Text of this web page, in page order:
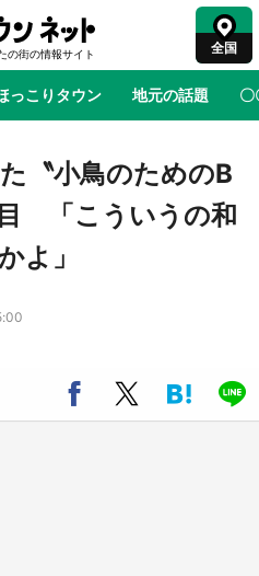
全国
っこりタウン 地元の話題 〇
あの時はありがとう 物語がはじ
ゲゲの妖怪楽園」限定だった鬼
る 銀座・博品館TOY PARKへ
〝小鳥のためのB
「こういうの和
よ」